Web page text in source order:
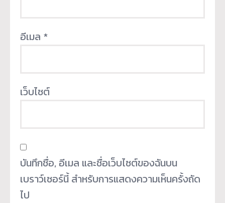
อีเมล *
เว็บไซต์
บันทึกชื่อ, อีเมล และชื่อเว็บไซต์ของฉันบน
เบราว์เซอร์นี้ สำหรับการแสดงความเห็นครั้งถัด
ไป